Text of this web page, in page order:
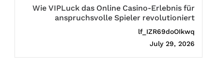
Wie VIPLuck das Online Casino-Erlebnis für
anspruchsvolle Spieler revolutioniert
lf_IZR69doOIkwq
July 29, 2026